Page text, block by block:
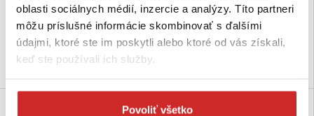
oblasti sociálnych médií, inzercie a analýzy. Títo partneri
môžu príslušné informácie skombinovať s ďalšími
údajmi, ktoré ste im poskytli alebo ktoré od vás získali,
keď ste používali ich služby.
Povoliť všetko
Rozmer (Mx): M36
Skladom 13 ks
Do košíka
Rozmer (Mx): M30
Povrchová úprava: biely zinok
Nie je skladom